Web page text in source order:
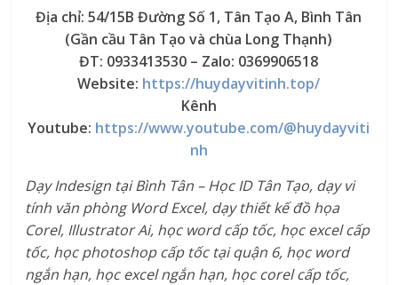
Địa chỉ: 54/15B Đường Số 1, Tân Tạo A, Bình Tân
(Gần cầu Tân Tạo và chùa Long Thạnh)
ĐT: 0933413530 – Zalo: 0369906518
Website: https://huydayvitinh.top/
Kênh
Youtube: https://www.youtube.com/@huydayviti
nh
Dạy Indesign tại Bình Tân – Học ID Tân Tạo, dạy vi
tính văn phòng Word Excel, dạy thiết kế đồ họa
Corel, Illustrator Ai, học word cấp tốc, học excel cấp
tốc, học photoshop cấp tốc tại quận 6, học word
ngắn hạn, học excel ngắn hạn, học corel cấp tốc,